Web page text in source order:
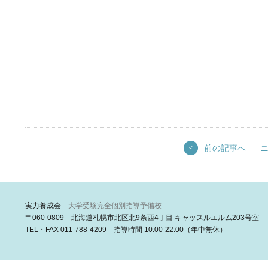
< 前の記事へ
実力養成会 大学受験完全個別指導予備校
〒060-0809 北海道札幌市北区北9条西4丁目 キャッスルエルム203号室
TEL・FAX 011-788-4209 指導時間 10:00-22:00（年中無休）